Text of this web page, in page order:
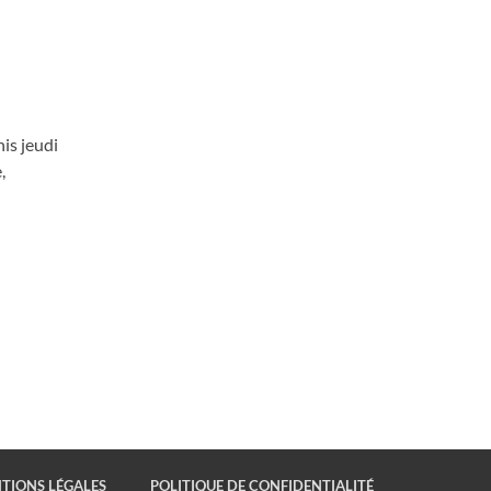
jeudi
LÉGALES POLITIQUE DE CONFIDENTIALITÉ